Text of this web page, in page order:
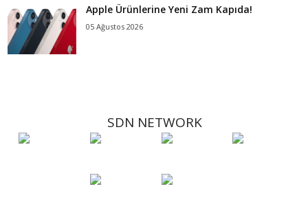
Apple Ürünlerine Yeni Zam Kapıda!
05 Ağustos 2026
SDN NETWORK